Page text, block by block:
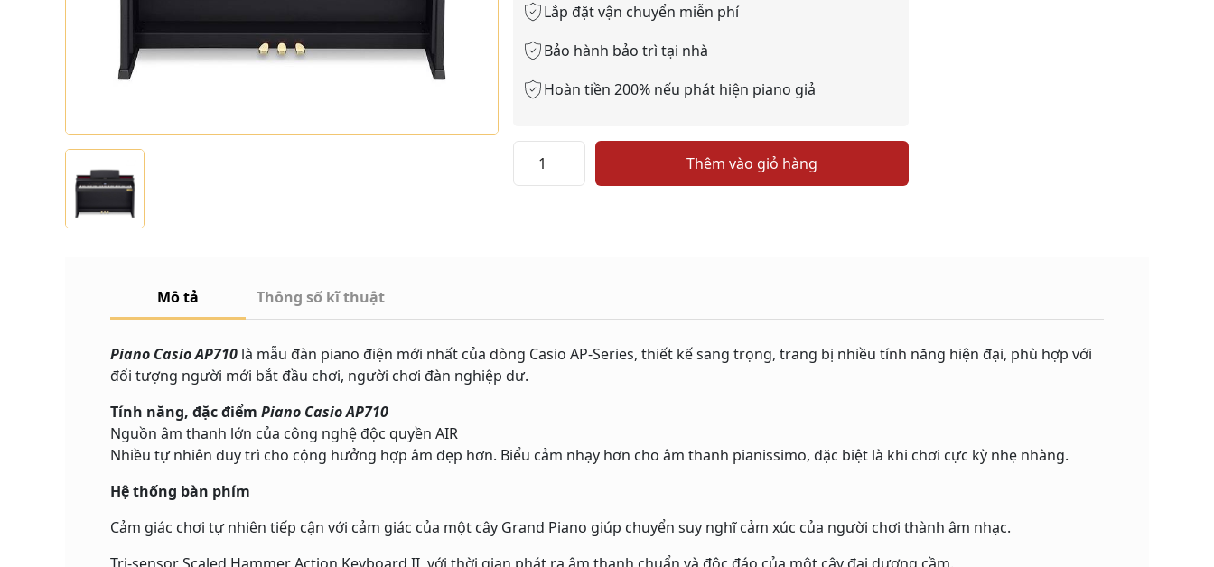
Lắp đặt vận chuyển miễn phí
Bảo hành bảo trì tại nhà
Hoàn tiền 200% nếu phát hiện piano giả
Casio
Thêm vào giỏ hàng
Mô tả Thông số kĩ thuật
Piano Casio AP710 là mẫu đàn piano điện mới nhất của dòng Casio AP-Series, thiết kế sang trọng, trang bị nhiều tính năng hiện đại, phù hợp với
đối tượng người mới bắt đầu chơi, người chơi đàn nghiệp dư.
Tính năng, đặc điểm Piano Casio AP710
Nguồn âm thanh lớn của công nghệ độc quyền AIR
Nhiều tự nhiên duy trì cho cộng hưởng hợp âm đẹp hơn. Biểu cảm nhạy hơn cho âm thanh pianissimo, đặc biệt là khi chơi cực kỳ nhẹ nhàng.
Hệ thống bàn phím
Cảm giác chơi tự nhiên tiếp cận với cảm giác của một cây Grand Piano giúp chuyển suy nghĩ cảm xúc của người chơi thành âm nhạc.